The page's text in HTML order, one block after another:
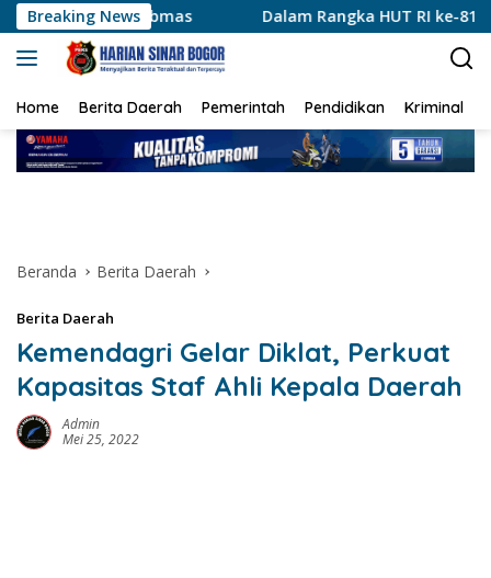
Langsung
ke
konten
Breaking NewsDalam Rangka HUT RI ke-81, XCI Lancang Kuning
Home Berita Daerah Pemerintah Pendidikan Kriminal
Beranda Berita Daerah
Berita Daerah
Kemendagri Gelar Diklat, Perkuat
Kapasitas Staf Ahli Kepala Daerah
Admin
Mei 25, 2022